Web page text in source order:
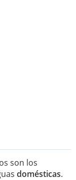
son los
domésticas.